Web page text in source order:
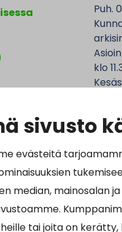
sivusto
evästeitä
median, mainosalan
tai joita on
Puh.
klo
Y-